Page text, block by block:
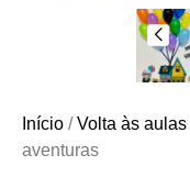
Início /Volta às aulas
aventuras